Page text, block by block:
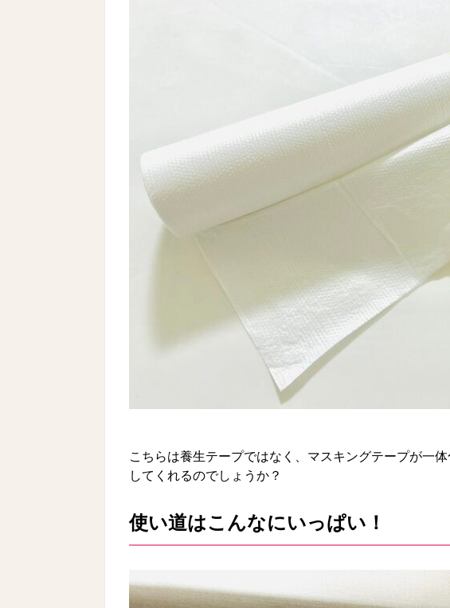
こちらは養生テープではなく、マスキングテープが一
してくれるのでしょうか？
使い道はこんなにいっぱい！